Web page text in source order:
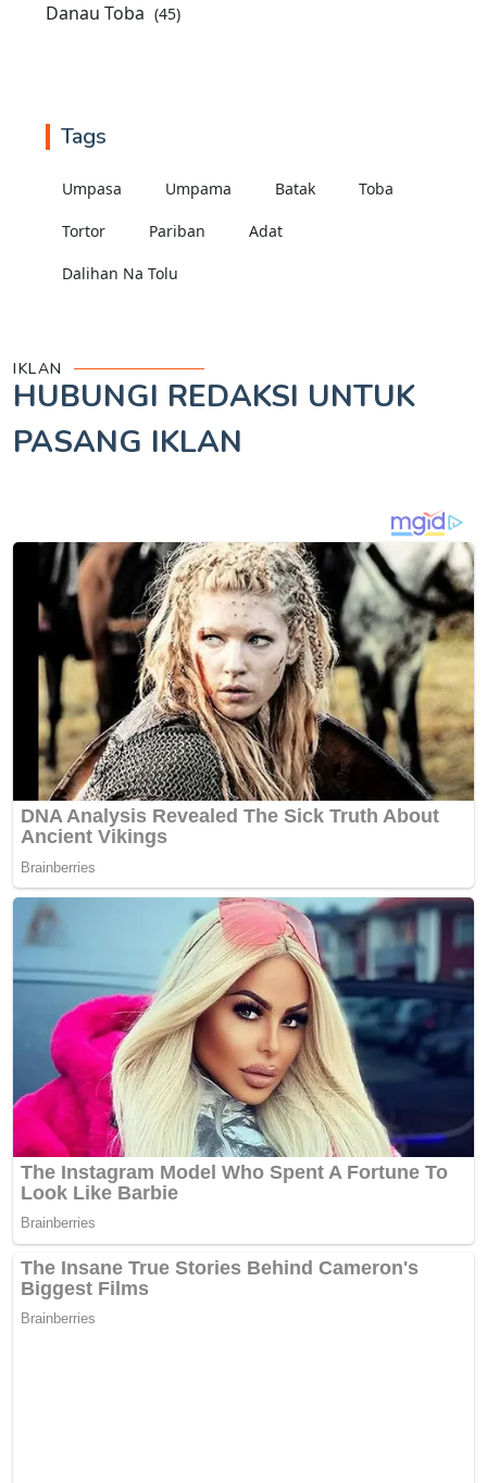
Danau Toba (45)
Tags
Umpasa Umpama Batak Toba
Tortor Pariban Adat
Dalihan Na Tolu
IKLAN
HUBUNGI REDAKSI UNTUK
PASANG IKLAN